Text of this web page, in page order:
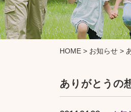
HOME > お知らせ >
ありがとうの